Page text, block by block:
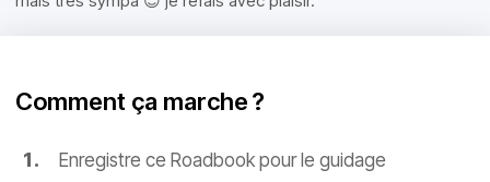
Comment ça marche ?
Enregistre ce Roadbook pour le guidage